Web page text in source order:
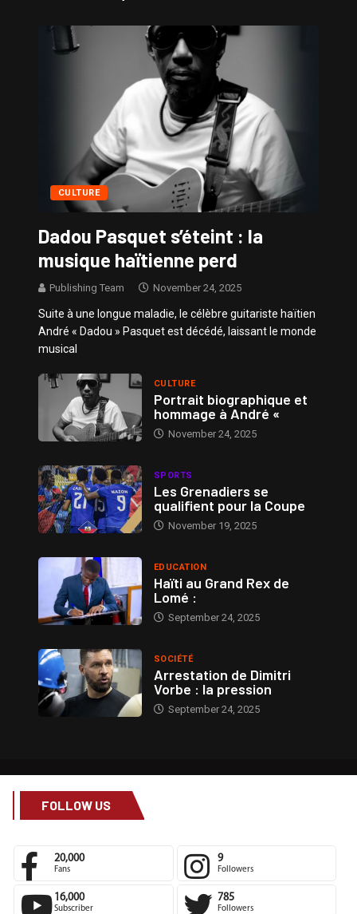
Sissy – Confidences de Stars
CULTURE
Dadou Pasquet s’éteint : la
musique haïtienne perd
Publishing Team November 24, 2025
Suite à une longue maladie, le célèbre guitariste haïtien
André « Dadou » Pasquet est décédé, laissant le monde
musical
CULTURE
Portrait biographique et
hommage à André «
November 24, 2025
SPORTS
Les Grenadiers se
qualifient pour la Coupe
November 19, 2025
EDUCATION
Haïti au Grand Rex de
Lomé :
September 24, 2025
SOCIÉTÉ
Arrestation de Dimitri
Vorbe : la pression
September 24, 2025
FOLLOW US
20,000
Fans
9
Followers
16,000
Subscriber
785
Followers